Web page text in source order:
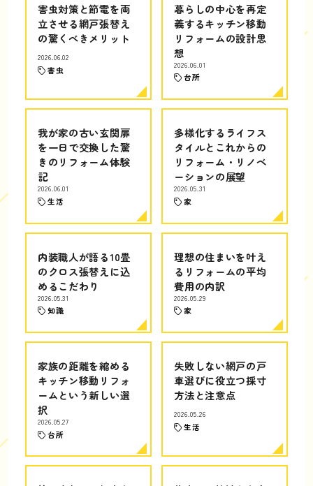
害虫対策と節電を両
立させる網戸張替え
の驚くべきメリット
2026.06.02
害虫
暮らしの中心を再定
義するキッチン移動
リフォームの設計思
想
2026.06.01
台所
我が家の古い玄関扉
を一日で交換した驚
きのリフォーム体験
記
2026.06.01
生活
多様化するライフス
タイルとこれからの
リフォーム・リノベ
ーションの展望
2026.05.31
家
内装職人が語る10畳
のクロス張替えに込
めるこだわり
2026.05.31
知識
理想の住まいを叶え
るリフォームの平均
費用の内訳
2026.05.29
家
家族の距離を縮める
キッチン移動リフォ
ームという新しい選
択
2026.05.27
台所
失敗しない網戸の戸
車選びに役立つ採寸
方法と注意点
2026.05.26
生活